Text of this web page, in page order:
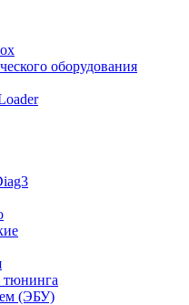
оборудования
(ЭБУ)